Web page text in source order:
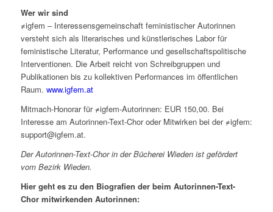
Wer wir sind
≠igfem – Interessensgemeinschaft feministischer Autorinnen
versteht sich als literarisches und künstlerisches Labor für
feministische Literatur, Performance und gesellschaftspolitische
Interventionen. Die Arbeit reicht von Schreibgruppen und
Publikationen bis zu kollektiven Performances im öffentlichen
Raum. www.igfem.at
Mitmach-Honorar für ≠igfem-Autorinnen: EUR 150,00. Bei
Interesse am Autorinnen-Text-Chor oder Mitwirken bei der ≠igfem:
support@igfem.at.
Der Autorinnen-Text-Chor in der Bücherei Wieden ist gefördert
vom Bezirk Wieden.
Hier geht es zu den Biografien der beim Autorinnen-Text-
Chor mitwirkenden Autorinnen: